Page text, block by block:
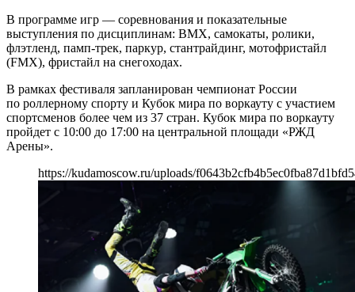
В программе игр — соревнования и показательные
выступления по дисциплинам: BMX, самокаты, ролики,
флэтленд, памп-трек, паркур, стантрайдинг, мотофристайл
(FMX), фристайл на снегоходах.
В рамках фестиваля запланирован чемпионат России
по роллерному спорту и Кубок мира по воркауту с участием
спортсменов более чем из 37 стран. Кубок мира по воркауту
пройдет с 10:00 до 17:00 на центральной площади «РЖД
Арены».
https://kudamoscow.ru/uploads/